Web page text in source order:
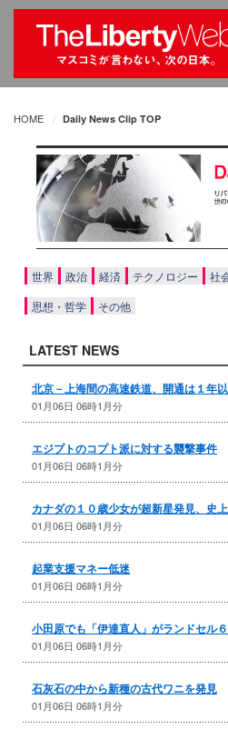
HOME Daily News Clip TOP
世界 政治 経済 テクノロジー 社
思想・哲学
その他
LATEST NEWS
北京－上海間の高速鉄道、開通は１年
01月06日 06時1月分
エジプトのコプト派に対する襲撃事件
01月06日 06時1月分
カナダの１０歳少女が超新星発見、史
01月06日 06時1月分
起業支援マネー低迷
01月06日 06時1月分
小田原でも「伊達直人」がランドセル
01月06日 06時1月分
石灰石の中から新種の古代ワニを発見
01月06日 06時1月分